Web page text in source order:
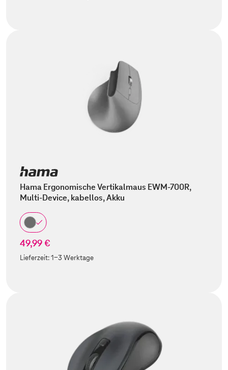
Hama Ergonomische Vertikalmaus EWM-700R,
Multi-Device, kabellos, Akku
49,99 €
Lieferzeit:1-3 Werktage